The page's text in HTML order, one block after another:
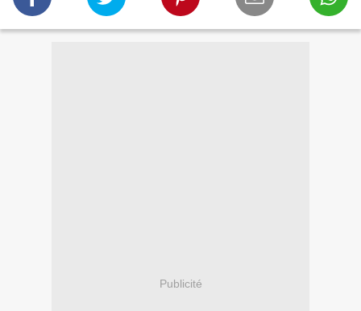
Publicité